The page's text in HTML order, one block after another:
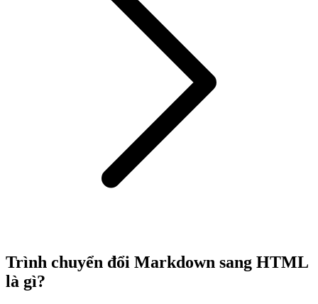
Trình chuyển đổi Markdown sang HTML
là gì?